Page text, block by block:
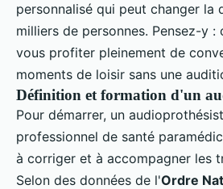
personnalisé qui peut changer la
milliers de personnes. Pensez-y
vous profiter pleinement de
moments de loisir sans une
Définition et formation d'un
Pour démarrer, un
professionnel de santé
à corriger et à accompagner les
Selon des données de l'Ordre